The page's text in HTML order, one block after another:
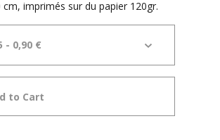
imprimés sur du papier 120gr.
to Cart